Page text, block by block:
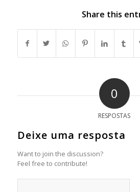
Share this
0
RESPOSTAS
Deixe uma resposta
Want to join the discussion?
Feel free to contribute!